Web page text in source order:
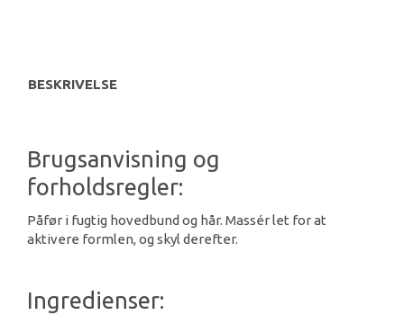
BESKRIVELSE
Brugsanvisning og
forholdsregler:
Påfør i fugtig hovedbund og hår. Massér let for at
aktivere formlen, og skyl derefter.
Ingredienser: